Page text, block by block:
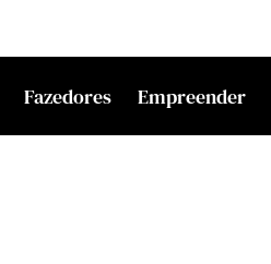
Fazedores Empreender